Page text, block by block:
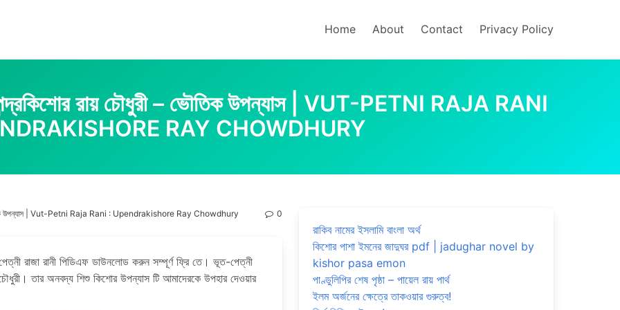
Home About Contact Privacy Policy
রায় চৌধুরী – ভৌতিক উপন্যাস | VUT-PETNI RAJA RANI
RAY CHOWDHURY
ভৌতিক উপন্যাস | Vut-Petni Raja Rani : Upendrakishore Ray Chowdhury 0
রাজা রানী পিডিএফ ডাউনলোড করুন সম্পূর্ণ ফ্রি তে। ভূত-পেত্নী
তার অনবদ্য শিশু কিশোর উপন্যাস টি আমাদেরকে উপহার দেওয়ার
রাকিব নামের ইসলামি বাংলা অর্থ
কিশোর পাশা ইমনের জাদুঘর pdf | jadughar novel by
kishor pasa emon
পাণ্ডুলিপির শেষ পৃষ্ঠা – পায়েল রায় পার্থ
ইলম অর্জনের ক্ষেত্রে তাকওয়ার গুরুত্ব!